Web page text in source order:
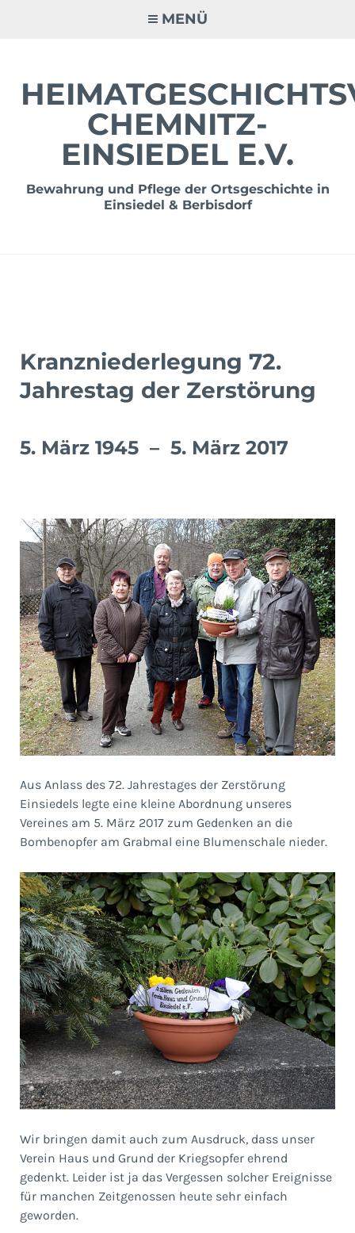
MENÜ
CHEMNITZ-
EINSIEDEL E.V.
Bewahrung und Pflege der Ortsgeschichte in
Einsiedel & Berbisdorf
Kranzniederlegung 72.
Jahrestag der Zerstörung
5. März 1945 – 5. März 2017
Aus Anlass des 72. Jahrestages der Zerstörung
Einsiedels legte eine kleine Abordnung unseres
Vereines am 5. März 2017 zum Gedenken an die
Bombenopfer am Grabmal eine Blumenschale nieder.
Wir bringen damit auch zum Ausdruck, dass unser
Verein Haus und Grund der Kriegsopfer ehrend
gedenkt. Leider ist ja das Vergessen solcher Ereignisse
für manchen Zeitgenossen heute sehr einfach
geworden.